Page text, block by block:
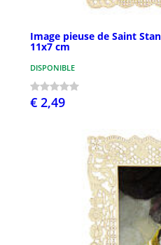
Image pieuse de Saint
11x7 cm
DISPONIBLE
€ 2,49